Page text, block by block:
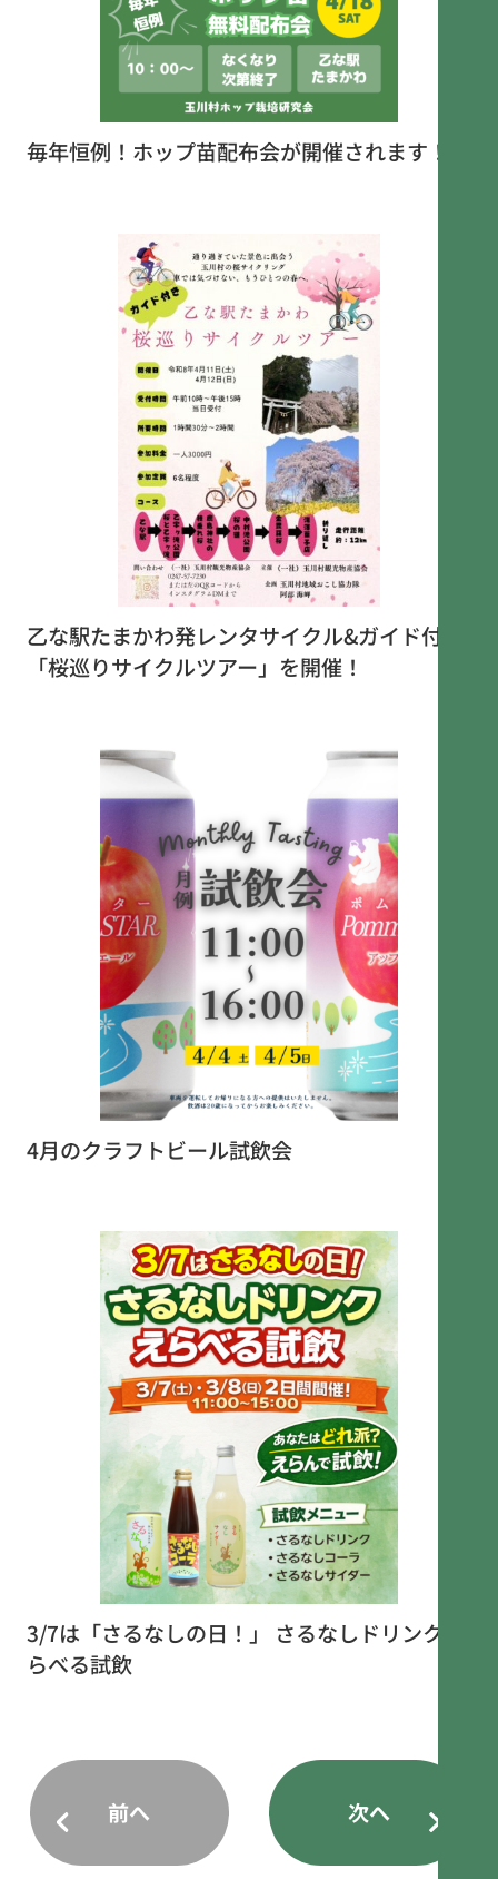
毎年恒例！ホップ苗配布会が開催されます！
乙な駅たまかわ発レンタサイクル&ガイド付き
「桜巡りサイクルツアー」を開催！
4月のクラフトビール試飲会
3/7は「さるなしの日！」 さるなしドリンクえ
らべる試飲
ペ
前へ 次へ